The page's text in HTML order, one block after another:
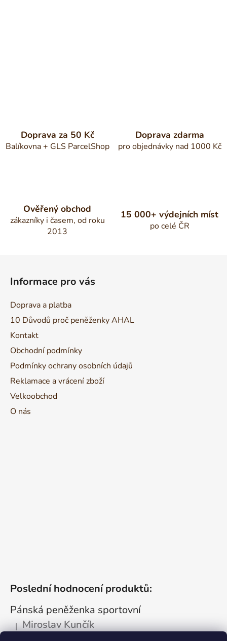
Doprava za 50 Kč
Balíkovna + GLS ParcelShop
Doprava zdarma
pro objednávky nad 1000 Kč
Ověřený obchod
zákazníky i časem, od roku
2013
15 000+ výdejních míst
po celé ČR
Informace pro vás
Doprava a platba
10 Důvodů proč peněženky AHAL
Kontakt
Obchodní podmínky
Podmínky ochrany osobních údajů
Reklamace a vrácení zboží
Velkoobchod
O nás
Poslední hodnocení produktů:
Pánská peněženka sportovní
Hodnocení produktu je 5 z 5 hvězdiček.
| Miroslav Kunčík